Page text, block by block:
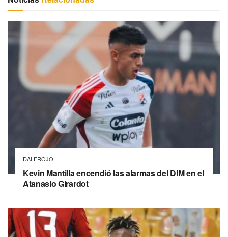
DALEROJO
Kevin Mantilla encendió las alarmas del DIM en el
Atanasio Girardot